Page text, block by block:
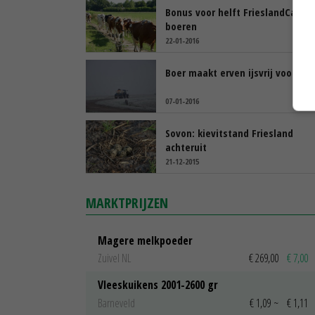
Bonus voor helft
boeren
22-01-2016
Boer maakt erven ijsvrij voor RFC
07-01-2016
Sovon: kievitstand Friesland
achteruit
21-12-2015
MARKTPRIJZEN
Magere melkpoeder
Zuivel NL
€ 269,00 € 7,00
Vleeskuikens 2001-2600 gr
Barneveld
€ 1,09 ~ € 1,11